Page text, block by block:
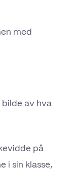
med
av hva
på
i sin klasse,